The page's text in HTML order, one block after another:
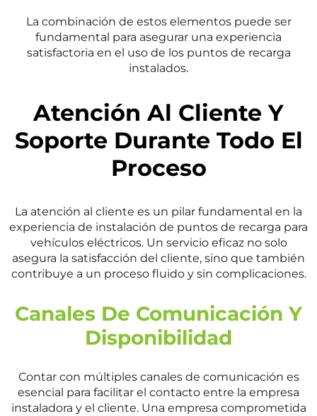
La combinación de estos elementos puede ser
fundamental para asegurar una experiencia
satisfactoria en el uso de los puntos de recarga
instalados.
Atención Al Cliente Y
Soporte Durante Todo El
Proceso
La atención al cliente es un pilar fundamental en la
experiencia de instalación de puntos de recarga para
vehículos eléctricos. Un servicio eficaz no solo
asegura la satisfacción del cliente, sino que también
contribuye a un proceso fluido y sin complicaciones.
Canales De Comunicación Y
Disponibilidad
Contar con múltiples canales de comunicación es
esencial para facilitar el contacto entre la empresa
instaladora y el cliente. Una empresa comprometida